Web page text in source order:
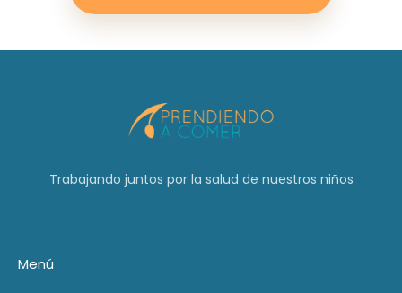
Trabajando juntos por la salud de nuestros niños
Menú